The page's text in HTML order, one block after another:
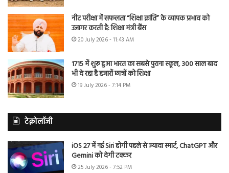
नीट परीक्षा में सफलता “शिक्षा क्रांति” के व्यापक प्रभाव को
उजागर करती है: शिक्षा मंत्री बैंस
20 July 2026 - 11:43 AM
1715 में शुरू हुआ भारत का सबसे पुराना स्कूल, 300 साल बाद
भी दे रहा है हजारों छात्रों को शिक्षा
19 July 2026 - 7:14 PM
टेक्नोलॉजी
iOS 27 में नई Siri होगी पहले से ज्यादा स्मार्ट, ChatGPT और
Gemini को देगी टक्कर
25 July 2026 - 7:52 PM